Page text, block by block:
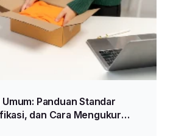
Panduan Standar
dan Cara Mengukur
Online